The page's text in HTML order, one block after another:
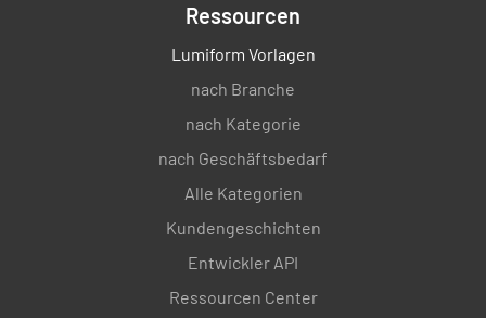
IN GEFAHR
Unkontrollierte Entsorgung von
Abfallmaterialien
Sicherstellen, dass alle Abfälle täglich aus den
Büros entfernt werden
IN GEFAHR
Ressourcen
Lumiform Vorlagen
nach Branche
nach Kategorie
nach Geschäftsbedarf
Alle Kategorien
Kundengeschichten
Entwickler API
Ressourcen Center